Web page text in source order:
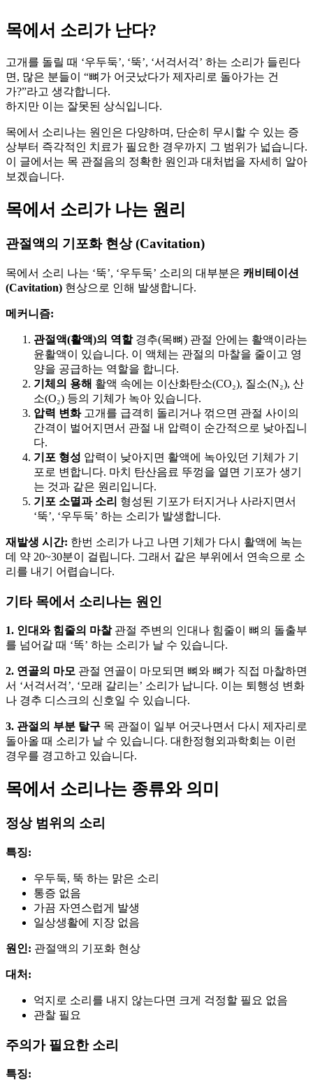
목에서 소리가 난다?
고개를 돌릴 때 ‘우두둑’, ‘뚝’, ‘서걱서걱’ 하는 소리가 들린다
면, 많은 분들이 “뼈가 어긋났다가 제자리로 돌아가는 건
가?”라고 생각합니다.
하지만 이는 잘못된 상식입니다.
목에서 소리나는 원인은 다양하며, 단순히 무시할 수 있는 증
상부터 즉각적인 치료가 필요한 경우까지 그 범위가 넓습니다.
이 글에서는 목 관절음의 정확한 원인과 대처법을 자세히 알아
보겠습니다.
목에서 소리가 나는 원리
관절액의 기포화 현상 (Cavitation)
목에서 소리 나는 ‘뚝’, ‘우두둑’ 소리의 대부분은 캐비테이션
(Cavitation) 현상으로 인해 발생합니다.
메커니즘:
관절액(활액)의 역할경추(목뼈) 관절 안에는 활액이라는
윤활액이 있습니다. 이 액체는 관절의 마찰을 줄이고 영
양을 공급하는 역할을 합니다.
기체의 용해 활액 속에는 이산화탄소(CO₂), 질소(N₂), 산
소(O₂) 등의 기체가 녹아 있습니다.
압력 변화고개를 급격히 돌리거나 꺾으면 관절 사이의
간격이 벌어지면서 관절 내 압력이 순간적으로 낮아집니
다.
기포 형성 압력이 낮아지면 활액에 녹아있던 기체가 기
포로 변합니다. 마치 탄산음료 뚜껑을 열면 기포가 생기
는 것과 같은 원리입니다.
기포 소멸과 소리 형성된 기포가 터지거나 사라지면서
‘뚝’, ‘우두둑’ 하는 소리가 발생합니다.
재발생 시간: 한번 소리가 나고 나면 기체가 다시 활액에 녹는
데 약 20~30분이 걸립니다. 그래서 같은 부위에서 연속으로 소
리를 내기 어렵습니다.
기타 목에서 소리나는 원인
1. 인대와 힘줄의 마찰관절 주변의 인대나 힘줄이 뼈의 돌출부
를 넘어갈 때 ‘똑’ 하는 소리가 날 수 있습니다.
2. 연골의 마모 관절 연골이 마모되면 뼈와 뼈가 직접 마찰하면
서 ‘서걱서걱’, ‘모래 갈리는’ 소리가 납니다. 이는 퇴행성 변화
나 경추 디스크의 신호일 수 있습니다.
3. 관절의 부분 탈구 목 관절이 일부 어긋나면서 다시 제자리로
돌아올 때 소리가 날 수 있습니다. 대한정형외과학회는 이런
경우를 경고하고 있습니다.
목에서 소리나는 종류와 의미
정상 범위의 소리
특징:
우두둑, 뚝 하는 맑은 소리
통증 없음
가끔 자연스럽게 발생
일상생활에 지장 없음
원인: 관절액의 기포화 현상
대처:
억지로 소리를 내지 않는다면 크게 걱정할 필요 없음
관찰 필요
주의가 필요한 소리
특징: